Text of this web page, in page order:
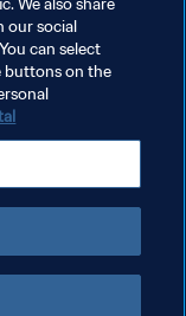
We also share
our social
can select
buttons on the